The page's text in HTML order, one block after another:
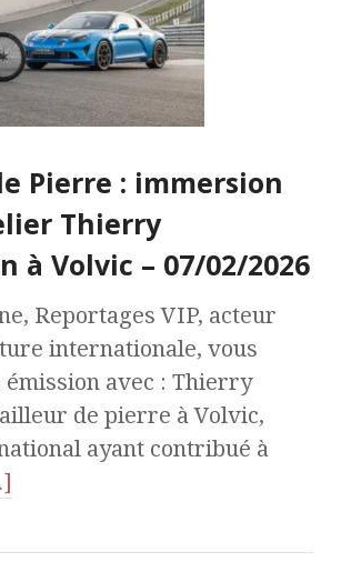
Pierre : immersion
Thierry
à Volvic – 07/02/2026
Reportages VIP, acteur
internationale, vous
émission avec : Thierry
de pierre à Volvic,
ayant contribué à